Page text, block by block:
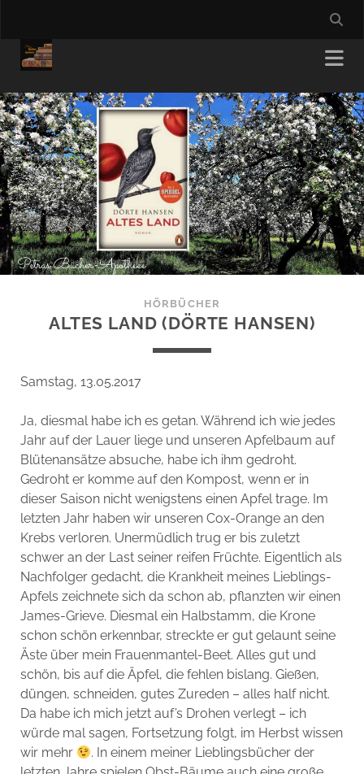
HÖRBÜCHER
ALTES LAND (DÖRTE HANSEN)
Samstag, 13.05.2017
Ja, diesmal habe ich es getan. Während ich wie jedes
Jahr auf der Lauer liege und unseren Apfelbaum auf
Blütenansätze absuche, habe ich ihm gedroht.
Gedroht er komme auf den Kompost, wenn er in
dieser Saison nicht wenigstens einen Apfel trage. Im
letzten Jahr haben wir unseren Cox-Orange an den
Krebs verloren. Unermüdlich trug er bis zuletzt
schwer an der Last seiner reifen Früchte. Eigentlich als
Nachfolger gedacht, die Krankheit meines Lieblings-
Apfels zeichnete sich da schon ab, pflanzten wir einen
James-Grieve. Diesmal ein Halbstamm, die Krone
schon schön erkennbar, streckte er gut gelaunt seine
Äste über mein Frauenmantel-Beet. Alles gut und
schön, bis auf die Äpfel, die fehlen bislang. Gießen,
düngen, schneiden, gutes Zureden – alles half nicht.
Da habe ich mich jetzt auf’s Drohen verlegt – ich
würde mal sagen, Fortsetzung folgt, im Herbst wissen
wir mehr
. In einem meiner Lieblingsbücher der